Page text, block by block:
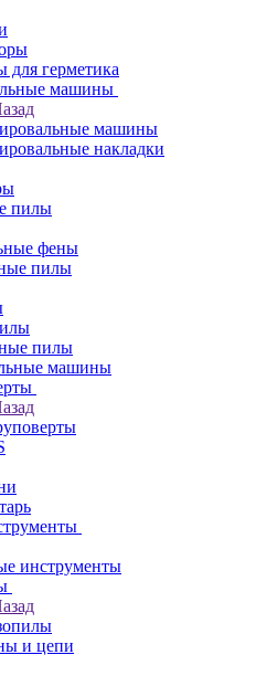
для герметика
машины
машины
накладки
пилы
фены
пилы
пилы
машины
инструменты
и цепи